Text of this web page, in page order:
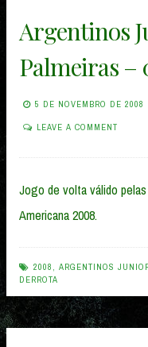
Argentinos
Palmeiras –
5 DE NOVEMBRO DE 2008
LEAVE A COMMENT
Jogo de volta válido
Americana 2008.
2008 , ARGENTINOS
DERROTA